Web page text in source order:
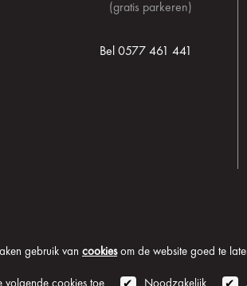
gebruik van cookiesom de website goed te
(gratis parkeren)
Bel 0577 461 441
© 2026 Onder de